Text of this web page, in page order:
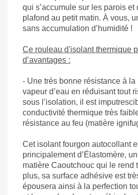
qui s’accumule sur les parois et
plafond au petit matin. À vous,
sans accumulation d’humidité !
Ce rouleau d'isolant thermique
d’avantages :
- Une très bonne résistance à
vapeur d’eau en réduisant tout
sous l’isolation, il est
conductivité thermique très
résistance au feu (matière
Cet isolant fourgon autocollant
principalement d’Élastomère,
matière Caoutchouc qui le rend
plus, sa surface adhésive est
épousera ainsi à la perfection